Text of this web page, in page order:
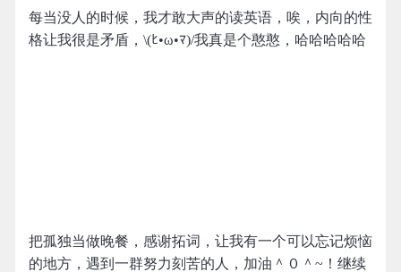
每当没人的时候，我才敢大声的读英语，唉，内向的性
格让我很是矛盾，\(ﾋ•ω•ﾏ)/我真是个憨憨，哈哈哈哈哈
把孤独当做晚餐，感谢拓词，让我有一个可以忘记烦恼
的地方，遇到一群努力刻苦的人，加油＾０＾~！继续